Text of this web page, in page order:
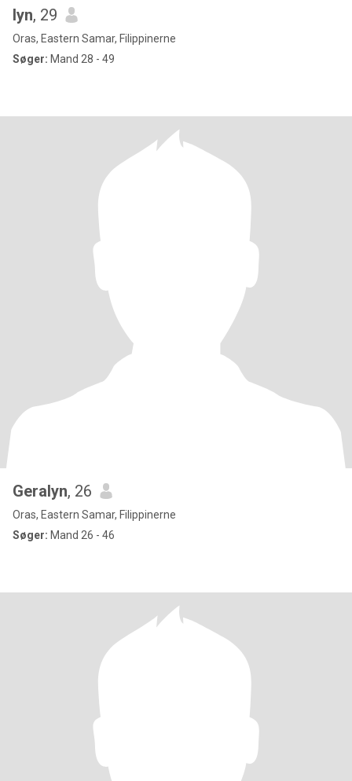
lyn, 29
Oras, Eastern Samar, Filippinerne
Søger: Mand 28 - 49
Geralyn, 26
Oras, Eastern Samar, Filippinerne
Søger: Mand 26 - 46